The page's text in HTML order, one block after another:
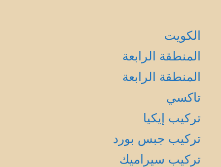
الكويت
المنطقة الرابعة
المنطقة الرابعة
تاكسي
تركيب إيكيا
تركيب جبس بورد
تركيب سيراميك